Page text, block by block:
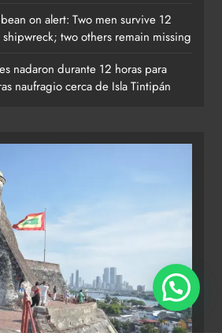
on alert: Two men survive 12
shipwreck; two others remain missing
nadaron durante 12 horas para
naufragio cerca de Isla Tintipán